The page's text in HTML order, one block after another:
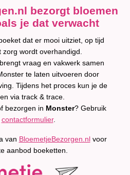
bezorgt bloemen
je dat verwacht
dat er mooi uitziet, op tijd
wordt overhandigd.
vraag en vakwerk samen
te laten uitvoeren door
Tijdens het proces kun je de
via track & trace.
bezorgen in Monster? Gebruik
contactformulier.
van BloemetjeBezorgen.nlvoor
aanbod boeketten.